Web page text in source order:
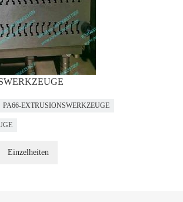
PA66-EXTRUSIONSWERKZEUGE
Einzelheiten